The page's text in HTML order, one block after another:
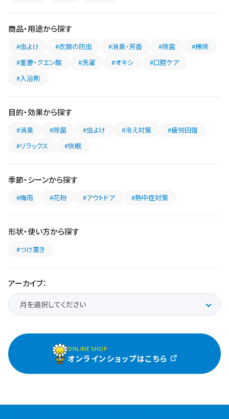
商品・用途から探す
#虫よけ #衣類の防虫 #消臭・芳香 #除菌
#掃除
#重曹・クエン酸
#洗濯 #オキシ
#口腔ケア
#入浴剤
目的・効果から探す
#消臭 #除菌 #虫よけ #冷え対策
#疲労回復
#リラックス
#快眠
季節・シーンから探す
#梅雨 #花粉 #アウトドア #熱中症対策
形状・使い方から探す
#つけ置き
アーカイブ：
ONLINE SHOP
オンラインショップはこちら